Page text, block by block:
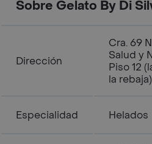
Sobre Gelato By Di
Dirección
Cra. 69
Salud y
Piso 12
la rebaja)
Especialidad Helados